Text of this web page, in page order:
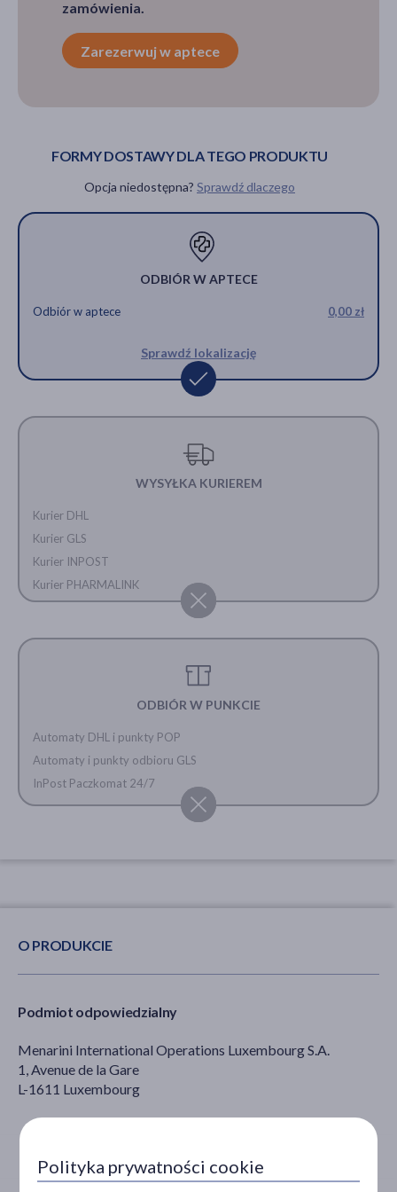
zamówienia.
Zarezerwuj w aptece
FORMY DOSTAWY DLA TEGO PRODUKTU
Opcja niedostępna? Sprawdź dlaczego
ODBIÓR W APTECE
Odbiór w aptece 0,00 zł
Sprawdź lokalizację
WYSYŁKA KURIEREM
Kurier DHL
Kurier GLS
Kurier INPOST
Kurier PHARMALINK
ODBIÓR W PUNKCIE
Automaty DHL i punkty POP
Automaty i punkty odbioru GLS
InPost Paczkomat 24/7
O PRODUKCIE
Podmiot odpowiedzialny
Menarini International Operations Luxembourg S.A.
1, Avenue de la Gare
L-1611 Luxembourg
Polityka prywatności cookie